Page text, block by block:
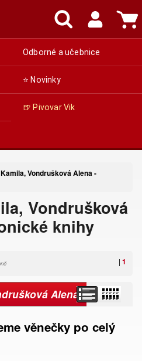
Odborné a učebnice
⭐ Novinky
🍺 Pivovar Vik
Vondrušková Alena -
Vondrušková
knihy
| 1
Alena
věnečky po celý